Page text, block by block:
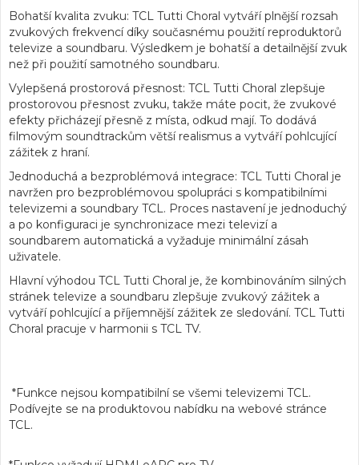
Bohatší kvalita zvuku: TCL Tutti Choral vytváří plnější rozsah
zvukových frekvencí díky současnému použití reproduktorů
televize a soundbaru. Výsledkem je bohatší a detailnější zvuk
než při použití samotného soundbaru.
Vylepšená prostorová přesnost: TCL Tutti Choral zlepšuje
prostorovou přesnost zvuku, takže máte pocit, že zvukové
efekty přicházejí přesně z místa, odkud mají. To dodává
filmovým soundtrackům větší realismus a vytváří pohlcující
zážitek z hraní.
Jednoduchá a bezproblémová integrace: TCL Tutti Choral je
navržen pro bezproblémovou spolupráci s kompatibilními
televizemi a soundbary TCL. Proces nastavení je jednoduchý
a po konfiguraci je synchronizace mezi televizí a
soundbarem automatická a vyžaduje minimální zásah
uživatele.
Hlavní výhodou TCL Tutti Choral je, že kombinováním silných
stránek televize a soundbaru zlepšuje zvukový zážitek a
vytváří pohlcující a příjemnější zážitek ze sledování. TCL Tutti
Choral pracuje v harmonii s TCL TV.
*Funkce nejsou kompatibilní se všemi televizemi TCL.
Podívejte se na produktovou nabídku na webové stránce
TCL.